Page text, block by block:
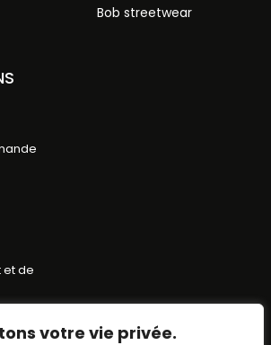
votre vie privée.
Bob streetwear
de
de